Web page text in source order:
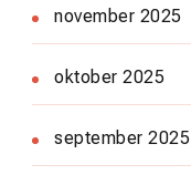
november 2025
oktober 2025
september 2025